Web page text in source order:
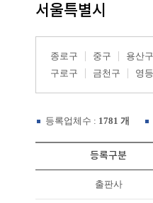
서울특별시
종로구 중구 용산구
구로구
금천구 영
등록업체수 : 1781 개
등록구분
출판사